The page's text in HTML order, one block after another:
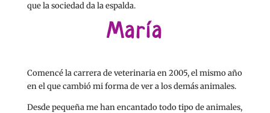
que la sociedad da la espalda.
María
Comencé la carrera de veterinaria en 2005, el mismo año
en el que cambió mi forma de ver a los demás animales.
Desde pequeña me han encantado todo tipo de animales,